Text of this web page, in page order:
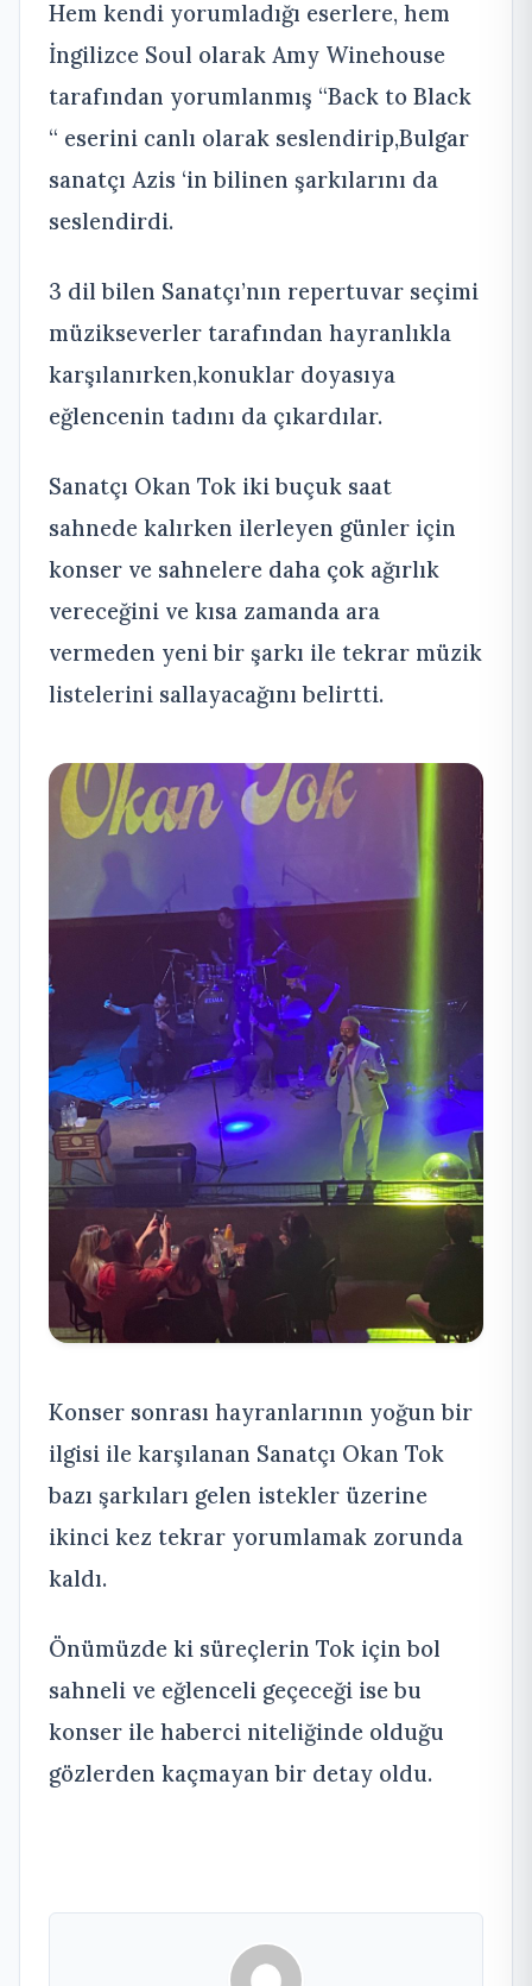
Hem kendi yorumladığı eserlere, hem
İngilizce Soul olarak Amy Winehouse
tarafından yorumlanmış “Back to Black
“ eserini canlı olarak seslendirip,Bulgar
sanatçı Azis ‘in bilinen şarkılarını da
seslendirdi.
3 dil bilen Sanatçı’nın repertuvar seçimi
müzikseverler tarafından hayranlıkla
karşılanırken,konuklar doyasıya
eğlencenin tadını da çıkardılar.
Sanatçı Okan Tok iki buçuk saat
sahnede kalırken ilerleyen günler için
konser ve sahnelere daha çok ağırlık
vereceğini ve kısa zamanda ara
vermeden yeni bir şarkı ile tekrar müzik
listelerini sallayacağını belirtti.
Konser sonrası hayranlarının yoğun bir
ilgisi ile karşılanan Sanatçı Okan Tok
bazı şarkıları gelen istekler üzerine
ikinci kez tekrar yorumlamak zorunda
kaldı.
Önümüzde ki süreçlerin Tok için bol
sahneli ve eğlenceli geçeceği ise bu
konser ile haberci niteliğinde olduğu
gözlerden kaçmayan bir detay oldu.